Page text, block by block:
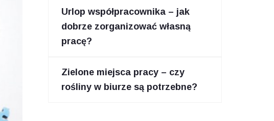
Urlop współpracownika – jak
dobrze zorganizować własną
pracę?
Zielone miejsca pracy – czy
rośliny w biurze są potrzebne?